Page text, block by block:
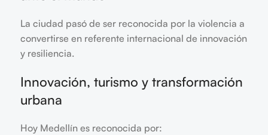
La ciudad pasó de ser reconocida por la violencia a
convertirse en referente internacional de innovación
y resiliencia.
Innovación, turismo y transformación
urbana
Hoy Medellín es reconocida por: